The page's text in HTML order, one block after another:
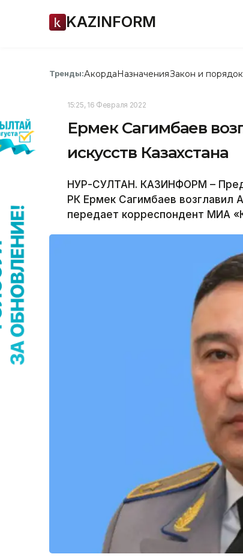
KAZINFORM
Тренды:АкордаНазначенияЗакон и порядок
15:25, 16 Февраля 2022
Ермек Сагимбаев
искусств Казахстана
НУР-СУЛТАН. КАЗИНФОРМ –
РК Ермек Сагимбаев возглавил
передает корреспондент МИА